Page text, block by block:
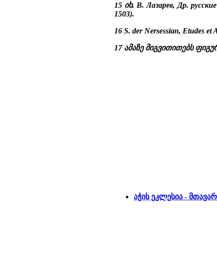
15 იხ. B. Лазарев, Др.
1503).
16 S. der Nersessian, Etudes
17 ამაზე მიგვითითებს
აჭის ეკლესია -